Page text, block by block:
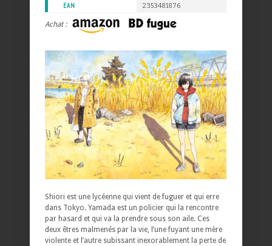
EAN 2353481876
Achat :
Shiori est une lycéenne qui vient de fuguer et qui erre
dans Tokyo. Yamada est un policier qui la rencontre
par hasard et qui va la prendre sous son aile. Ces
deux êtres malmenés par la vie, l’une fuyant une mère
violente et l’autre subissant inexorablement la perte de